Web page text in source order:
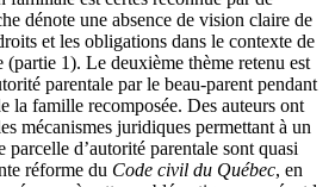
dénote une absence de vision claire de
et les obligations dans le contexte de
1). Le deuxième thème retenu est
parentale par le beau-parent pendant
la famille recomposée. Des auteurs ont
mécanismes juridiques permettant à un
parcelle d’autorité parentale sont quasi
réforme du Code civil du Québec, en